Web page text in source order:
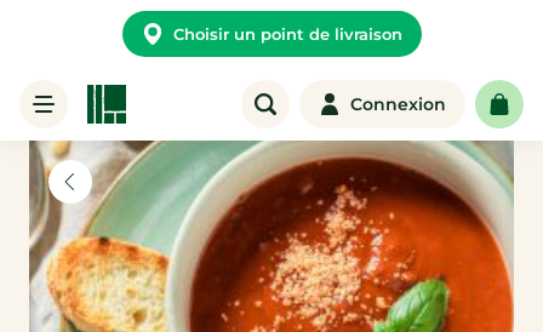
Choisir un point de livraison
Connexion